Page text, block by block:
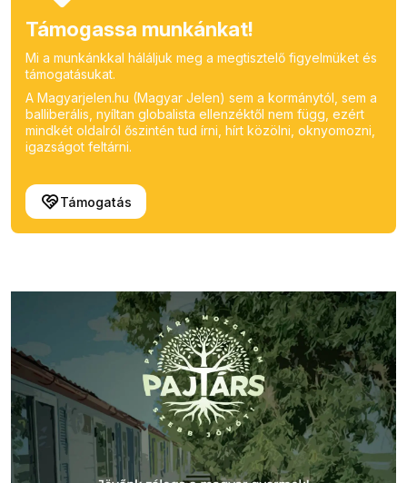
Támogassa munkánkat!
Mi a munkánkkal háláljuk meg a megtisztelő figyelmüket és
támogatásukat.
A Magyarjelen.hu (Magyar Jelen) sem a kormánytól, sem a
balliberális, nyíltan globalista ellenzéktől nem függ, ezért
mindkét oldalról őszintén tud írni, hírt közölni, oknyomozni,
igazságot feltárni.
Támogatás